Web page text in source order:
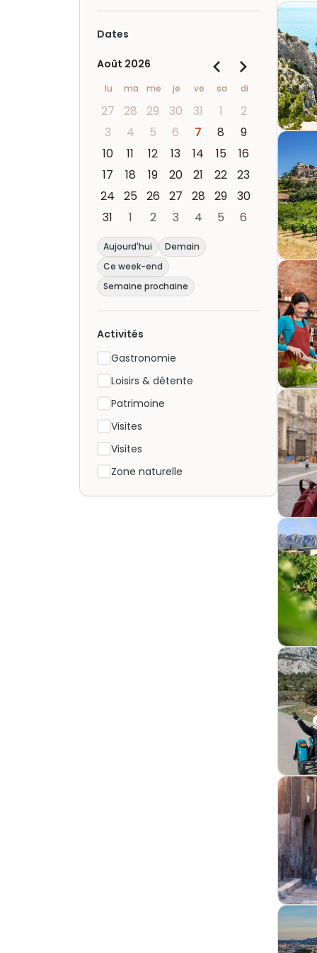
Dates
Août 2026
lu ma me je ve sa di
27 28 29 30 31 1
2
3
4 5 6 7 8
9
10
11 12 13 14 15
16
17
18 19 20 21 22
23
24
25 26 27 28 29
30
31
1 2 3 4 5 6
Aujourd'hui
Demain
Ce week-end
Semaine prochaine
Activités
Gastronomie
Loisirs & détente
Patrimoine
Visites
Visites
Zone naturelle